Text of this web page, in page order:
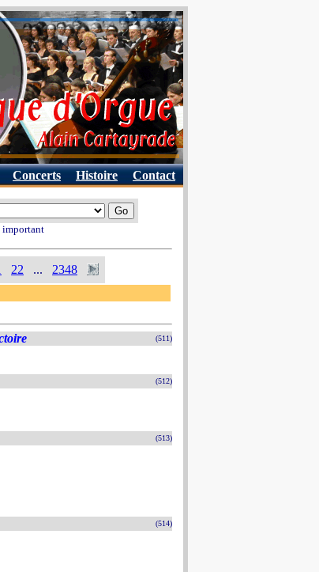
Concerts Histoire Contact
important
22 ... 2348
(511)
(512)
(513)
(514)